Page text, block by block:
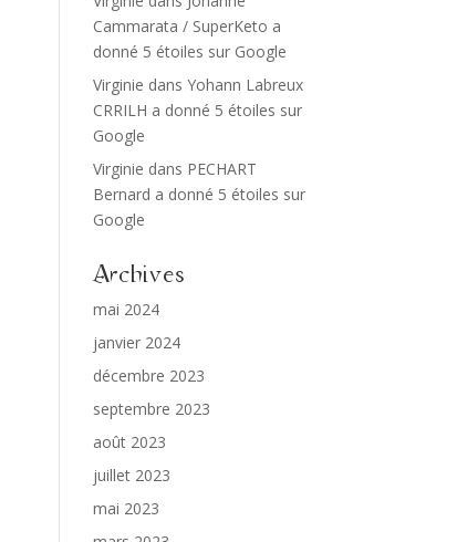
Cammarata / SuperKeto a
donné 5 étoiles sur Google
Virginie dansYohann Labreux
CRRILH a donné 5 étoiles sur
Google
Virginie dans PECHART
Bernard a donné 5 étoiles sur
Google
Archives
mai 2024
janvier 2024
décembre 2023
septembre 2023
août 2023
juillet 2023
mai 2023